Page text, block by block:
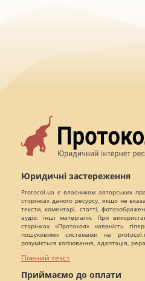
Юридичні застереження
Protocol.ua є власником авторських
сторінках даного ресурсу, якщо не
тексти, коментарі, статті,
аудіо, інші матеріали. При
сторінках «Протокол» наявність
пошуковими системами на
розуміється копіювання, адаптація,
Повний текст
Приймаємо до оплати